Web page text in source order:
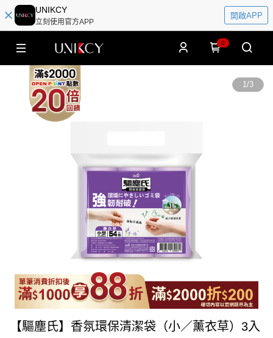
UNIKCY
立刻使用官方APP
開啟APP
0
1/3
【驅塵氏】香氛環保清潔袋（小／薰衣草）3入